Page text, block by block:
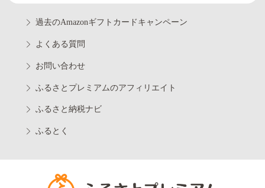
過去のAmazonギフトカードキャンペーン
よくある質問
お問い合わせ
ふるさとプレミアムのアフィリエイト
ふるさと納税ナビ
ふるとく